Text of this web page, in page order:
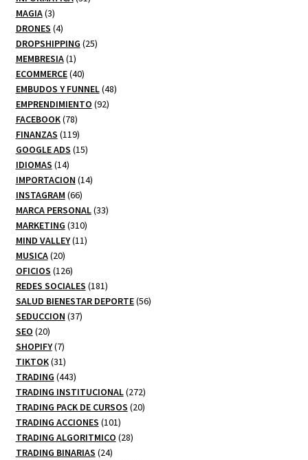
MAGIA 33
productos
DRONES 44
productos
DROPSHIPPING 2525
MEMBRESIA 11
producto
ECOMMERCE 4040
productos
EMBUDOS Y FUNNEL 4848
EMPRENDIMIENTO 9292
FACEBOOK 7878
productos
FINANZAS 119119
productos
GOOGLE ADS 1515
IDIOMAS 1414
productos
IMPORTACION 1414
INSTAGRAM 6666
productos
MARCA PERSONAL 3333
MARKETING 310310
productos
MIND VALLEY 1111
MUSICA 2020
productos
OFICIOS 126126
productos
REDES SOCIALES 181181
productos
SALUD BIENESTAR DEPORTE 5656
SEDUCCION 3737
SEO 2020
productos
SHOPIFY 77
productos
TIKTOK 3131
productos
TRADING 443443
productos
TRADING INSTITUCIONAL 272272
productos
TRADING PACK DE CURSOS 2020
TRADING ACCIONES 101101
productos
TRADING ALGORITMICO 2828
TRADING BINARIAS 2424